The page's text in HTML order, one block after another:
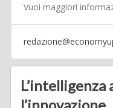
Vuoi maggiori